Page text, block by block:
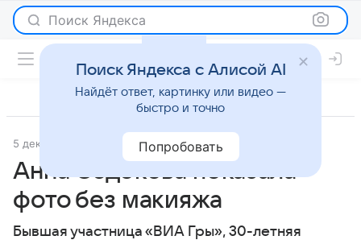
Поиск Яндекса
5 декабря 2013 Новости
Анна Седокова показала
фото без макияжа
Бывшая участница «ВИА Гры», 30-летняя
Поиск Яндекса с Алисой AI
Найдёт ответ, картинку или видео —
быстро и точно
Попробовать